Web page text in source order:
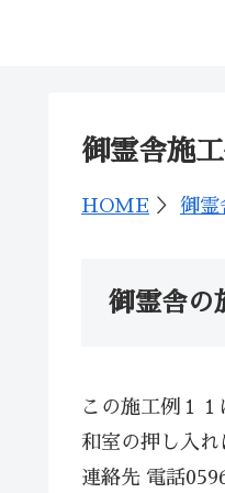
御霊舎施
HOME ＞ 御霊
御霊舎の
この施工例１
和室の押し入れ
連絡先 電話